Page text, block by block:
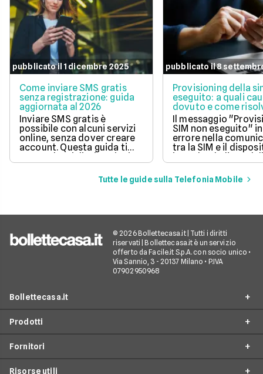
pubblicato il 1 dicembre 2025
Come inviare SMS gratis
senza registrazione: guida
aggiornata al 2026
Inviare SMS gratis è
possibile con alcuni servizi
online, senza dover creare
account. Questa guida ti
per inviare messaggi senza
pubblicato il 8
Provisioning della
eseguito: a quali
dovuto e come
questo errore
Il messaggio
SIM non eseguito"
errore nella
tra la SIM e il
mobile.
Tutte le guide sulla Telefonia Mobile
© 2026 Bollettecasa.it | Tutti i diritti
riservati | Bollettecasa.it è un servizio
offerto da Facile.it S.p.A. con socio unico •
Via Sannio, 3 - 20137 Milano • P.IVA
07902950968
Bollettecasa.it
Contatti
Servizio clienti
Prodotti
Offerte Internet Casa
Fornitori
Risorse utili